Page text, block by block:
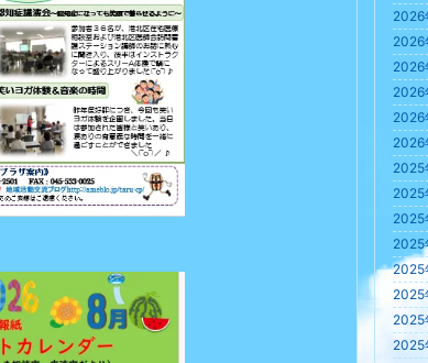
2026
2026
2026
2026
2026
2026
2025
2025
2025
2025
2025
2025
2025
2025